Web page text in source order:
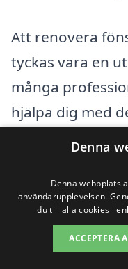
Att renovera
tyckas vara en
många
hjälpa dig med
dina fönster är
du bara vill ge
viktigt att välja
jobbet. I
städer med
Denna
Denna webbplats
användarupplevelsen.
du till alla cookies i
ACCEPTERA